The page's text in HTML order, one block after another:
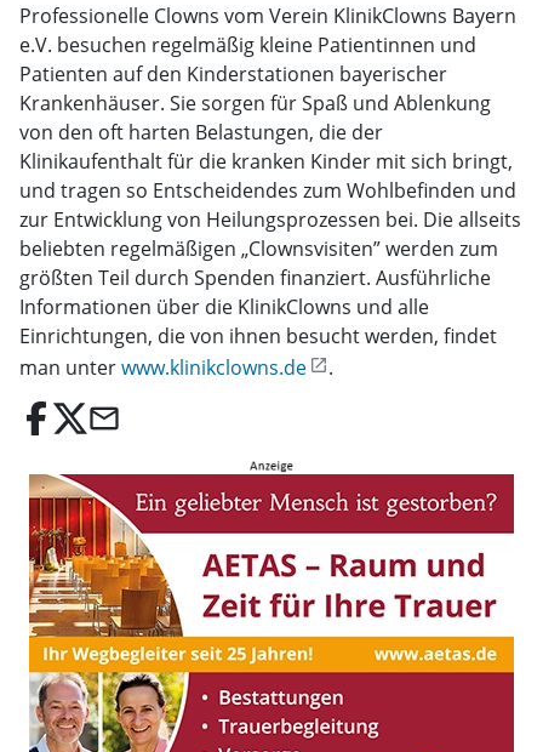
Professionelle Clowns vom Verein KlinikClowns Bayern
e.V. besuchen regelmäßig kleine Patientinnen und
Patienten auf den Kinderstationen bayerischer
Krankenhäuser. Sie sorgen für Spaß und Ablenkung
von den oft harten Belastungen, die der
Klinikaufenthalt für die kranken Kinder mit sich bringt,
und tragen so Entscheidendes zum Wohlbefinden und
zur Entwicklung von Heilungsprozessen bei. Die allseits
beliebten regelmäßigen „Clownsvisiten” werden zum
größten Teil durch Spenden finanziert. Ausführliche
Informationen über die KlinikClowns und alle
Einrichtungen, die von ihnen besucht werden, findet
man unterwww.klinikclowns.de .
email